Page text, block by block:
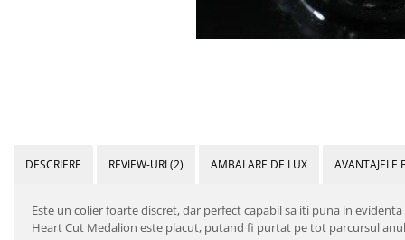
500 Lei - 1000 Lei
DESCRIERE REVIEW-URI(2) AMBALARE DE LUX AVANTAJELE
Este un colier foarte discret, dar perfect capabil sa iti puna in evidenta
Heart Cut Medalion este placut, putand fi purtat pe tot parcursul